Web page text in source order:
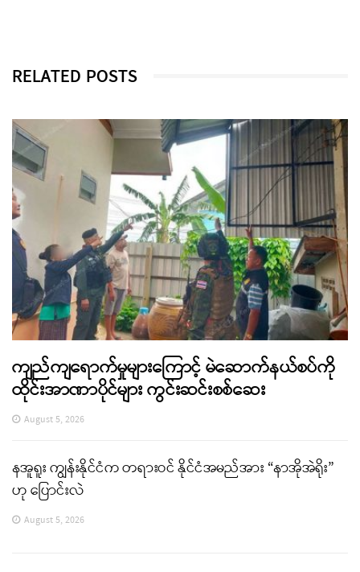
RELATED POSTS
ကျည်ကျရောက်မှုများကြောင့် မဲဆောက်နယ်စပ်ကို
ထိုင်းအာဏာပိုင်များ ကွင်းဆင်းစစ်ဆေး
August 5, 2026
နအူရူး ကျွန်းနိုင်ငံက တရားဝင် နိုင်ငံအမည်အား “နာအိုအဲရိုး”
ဟု ပြောင်းလဲ
August 5, 2026